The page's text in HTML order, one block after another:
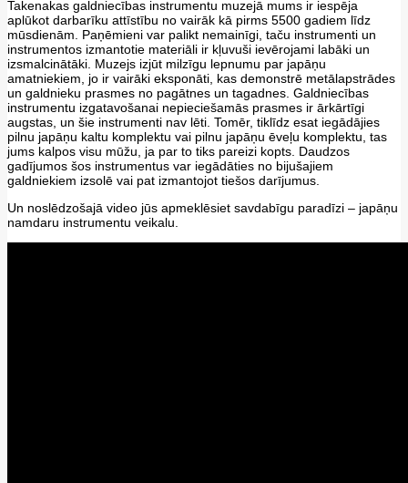
Takenakas galdniecības instrumentu muzejā mums ir iespēja
aplūkot darbarīku attīstību no vairāk kā pirms 5500 gadiem līdz
mūsdienām. Paņēmieni var palikt nemainīgi, taču instrumenti un
instrumentos izmantotie materiāli ir kļuvuši ievērojami labāki un
izsmalcinātāki. Muzejs izjūt milzīgu lepnumu par japāņu
amatniekiem, jo ir vairāki eksponāti, kas demonstrē metālapstrādes
un galdnieku prasmes no pagātnes un tagadnes. Galdniecības
instrumentu izgatavošanai nepieciešamās prasmes ir ārkārtīgi
augstas, un šie instrumenti nav lēti. Tomēr, tiklīdz esat iegādājies
pilnu japāņu kaltu komplektu vai pilnu japāņu ēveļu komplektu, tas
jums kalpos visu mūžu, ja par to tiks pareizi kopts. Daudzos
gadījumos šos instrumentus var iegādāties no bijušajiem
galdniekiem izsolē vai pat izmantojot tiešos darījumus.
Un noslēdzošajā video jūs apmeklēsiet savdabīgu paradīzi – japāņu
namdaru instrumentu veikalu.